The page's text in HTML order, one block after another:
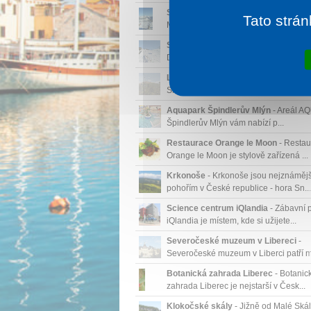
Sportovní areál Medvědín
Mísečky - Medvědín nabízí dvě l...
Ski areál Desná Parlament
Desná - Parlament se nachází ...
Lanovka na Sněžku
Sněžku vede v původní trase, po...
Aquapark Špindlerův Mlýn - Areál
Špindlerův Mlýn vám nabízí p...
Restaurace Orange le Moon -
Orange le Moon je stylově zařízená ...
Krkonoše - Krkonoše jsou
pohořím v České republice - hora Sn...
Science centrum iQlandia - Zábavní
iQlandia je místem, kde si užijete...
Severočeské muzeum v Libereci -
Severočeské muzeum v Liberci patří
Botanická zahrada Liberec -
zahrada Liberec je nejstarší v Česk...
Klokočské skály - Jižně od Malé
Tato